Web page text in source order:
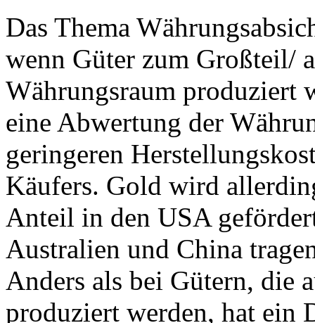
Das Thema
wenn Güter zum Großteil/
Währungsraum produziert
eine Abwertung der
geringeren
Käufers. Gold wird
Anteil in den USA
Australien und China
Anders als bei Gütern, die
produziert werden, hat ein